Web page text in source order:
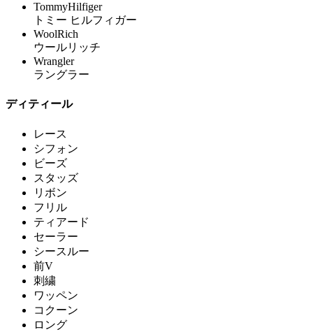
TommyHilfiger
トミー ヒルフィガー
WoolRich
ウールリッチ
Wrangler
ラングラー
ディティール
レース
シフォン
ビーズ
スタッズ
リボン
フリル
ティアード
セーラー
シースルー
前V
刺繍
ワッペン
コクーン
ロング